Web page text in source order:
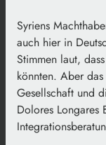
Syriens
auch hier in
Stimmen laut,
könnten. Aber
Gesellschaft und
Dolores Longares